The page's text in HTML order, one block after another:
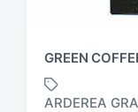
GREEN
ARDEREA